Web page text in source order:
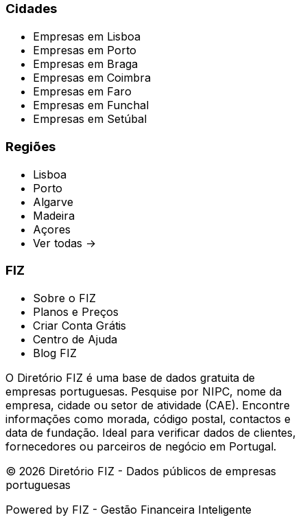
Cidades
Empresas em Lisboa
Empresas em Porto
Empresas em Braga
Empresas em Coimbra
Empresas em Faro
Empresas em Funchal
Empresas em Setúbal
Regiões
Lisboa
Porto
Algarve
Madeira
Açores
Ver todas →
FIZ
Sobre o FIZ
Planos e Preços
Criar Conta Grátis
Centro de Ajuda
Blog FIZ
O Diretório FIZ é uma base de dados gratuita de
empresas portuguesas. Pesquise por NIPC, nome da
empresa, cidade ou setor de atividade (CAE). Encontre
informações como morada, código postal, contactos e
data de fundação. Ideal para verificar dados de clientes,
fornecedores ou parceiros de negócio em Portugal.
© 2026 Diretório FIZ - Dados públicos de empresas
portuguesas
Powered by FIZ - Gestão Financeira Inteligente